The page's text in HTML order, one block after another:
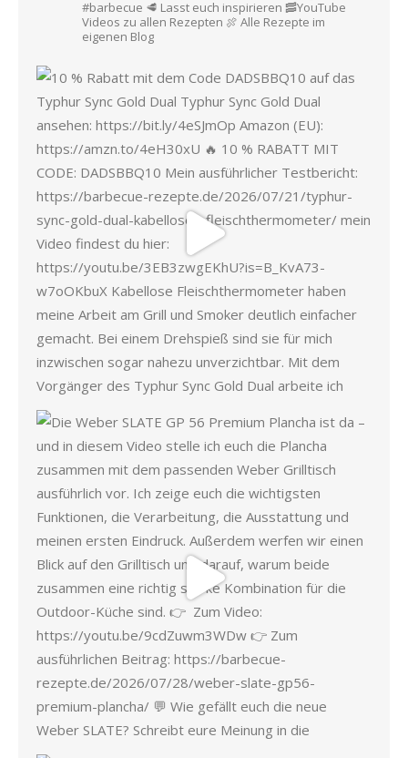
#barbecue 🥩 Lasst euch inspirieren 🥓YouTube
Videos zu allen Rezepten 🍖 Alle Rezepte im
eigenen Blog